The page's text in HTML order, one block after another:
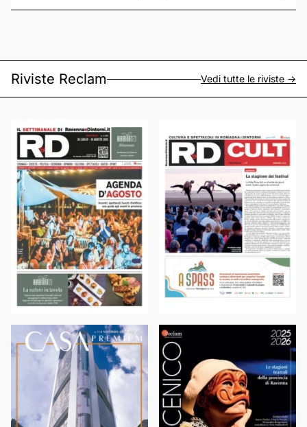
Riviste Reclam Vedi tutte le riviste ->